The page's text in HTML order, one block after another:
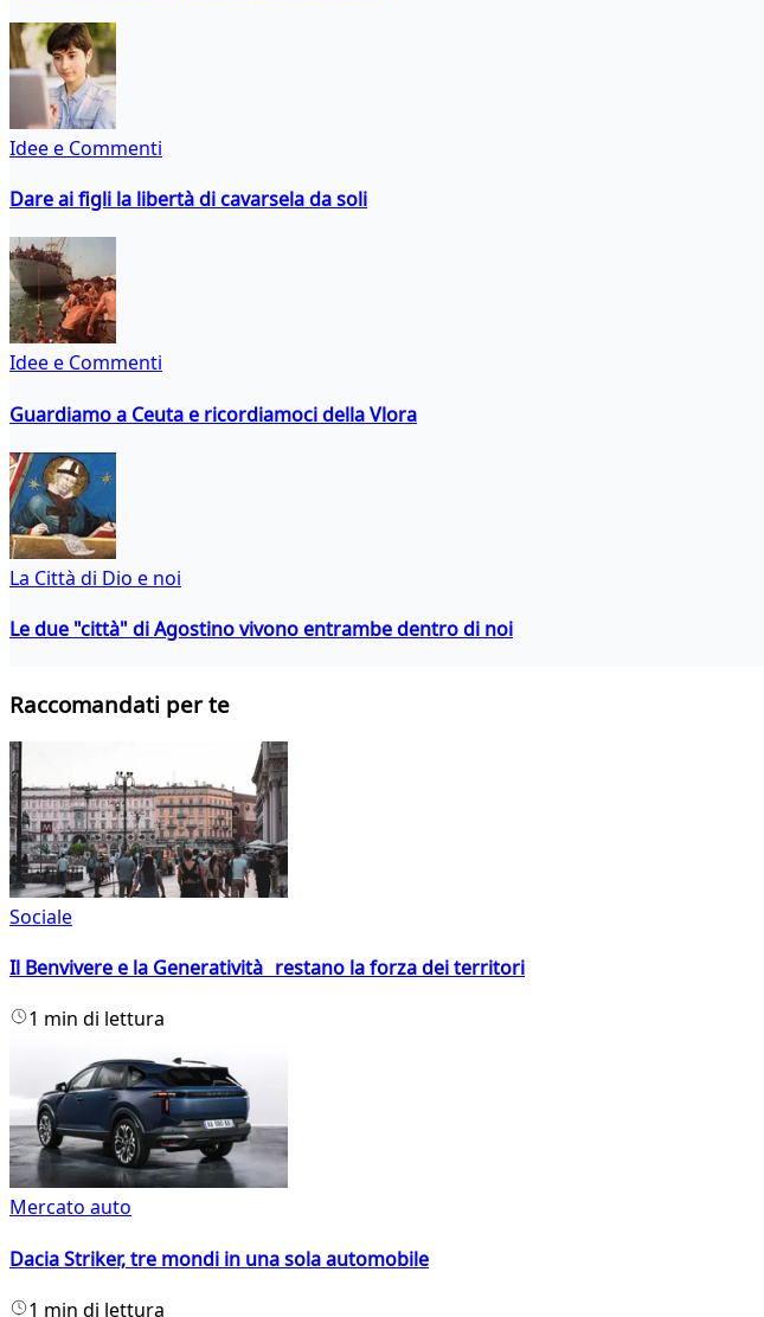
Idee e Commenti
Dare ai figli la libertà di cavarsela da soli
Idee e Commenti
Guardiamo a Ceuta e ricordiamoci della Vlora
La Città di Dio e noi
Le due "città" di Agostino vivono entrambe dentro di noi
Raccomandati per te
Sociale
Il Benvivere e la Generatività restano la forza dei territori
1 min di lettura
Mercato auto
Dacia Striker, tre mondi in una sola automobile
1 min di lettura